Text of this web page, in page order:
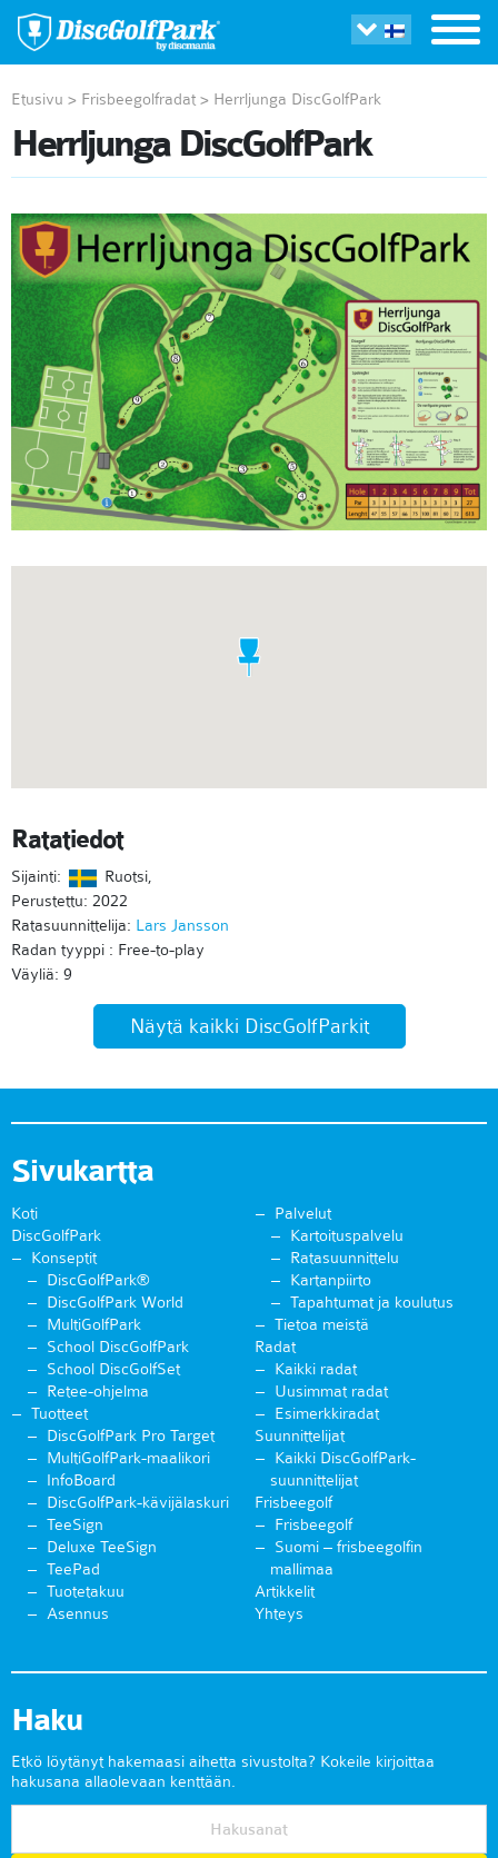
Etusivu > Frisbeegolfradat > Herrljunga DiscGolfPark
Herrljunga DiscGolfPark
Ratatiedot
Sijainti:
Ruotsi,
Perustettu: 2022
Ratasuunnittelija: Lars Jansson
Radan tyyppi : Free-to-play
Väyliä: 9
Näytä kaikki DiscGolfParkit
Sivukartta
Koti
DiscGolfPark
Konseptit
DiscGolfPark®
DiscGolfPark World
MultiGolfPark
School DiscGolfPark
School DiscGolfSet
Retee-ohjelma
Tuotteet
DiscGolfPark Pro Target
MultiGolfPark-maalikori
InfoBoard
DiscGolfPark-kävijälaskuri
TeeSign
Deluxe TeeSign
TeePad
Tuotetakuu
Asennus
Palvelut
Kartoituspalvelu
Ratasuunnittelu
Kartanpiirto
Tapahtumat ja koulutus
Tietoa meistä
Radat
Kaikki radat
Uusimmat radat
Esimerkkiradat
Suunnittelijat
Kaikki DiscGolfPark-
suunnittelijat
Frisbeegolf
Frisbeegolf
Suomi – frisbeegolfin
mallimaa
Artikkelit
Yhteys
Haku
Etkö löytänyt hakemaasi aihetta sivustolta? Kokeile kirjoittaa
hakusana allaolevaan kenttään.